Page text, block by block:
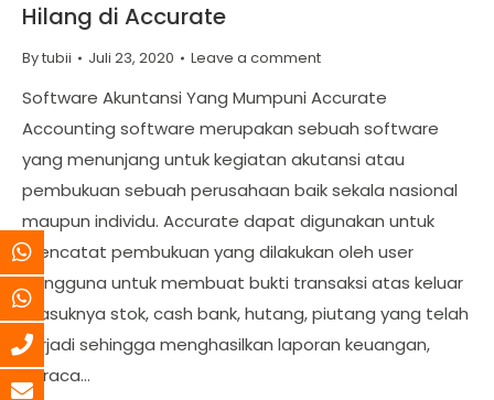
Hilang di Accurate
Bytubii Juli 23, 2020 Leave a comment
Software Akuntansi Yang Mumpuni Accurate
Accounting software merupakan sebuah software
yang menunjang untuk kegiatan akutansi atau
pembukuan sebuah perusahaan baik sekala nasional
maupun individu. Accurate dapat digunakan untuk
mencatat pembukuan yang dilakukan oleh user
pengguna untuk membuat bukti transaksi atas keluar
masuknya stok, cash bank, hutang, piutang yang telah
terjadi sehingga menghasilkan laporan keuangan,
neraca…